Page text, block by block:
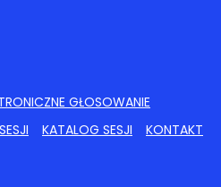
GŁOSOWANIE
KATALOG SESJI KONTAKT